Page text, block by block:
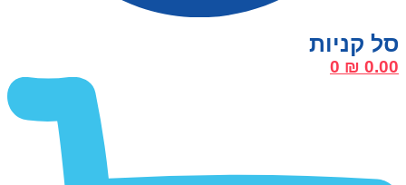
₪ 0.00
0